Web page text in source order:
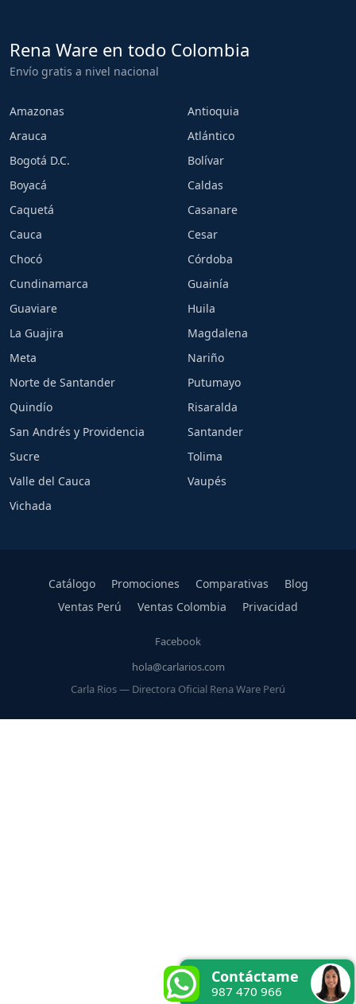
Rena Ware en todo Colombia
Envío gratis a nivel nacional
Amazonas
Antioquia
Arauca
Atlántico
Bogotá D.C.
Bolívar
Boyacá
Caldas
Caquetá
Casanare
Cauca
Cesar
Chocó
Córdoba
Cundinamarca
Guainía
Guaviare
Huila
La Guajira
Magdalena
Meta
Nariño
Norte de Santander
Putumayo
Quindío
Risaralda
San Andrés y Providencia
Santander
Sucre
Tolima
Valle del Cauca
Vaupés
Vichada
Catálogo Promociones Comparativas
Blog
Ventas Perú
Ventas Colombia Privacidad
Facebook
hola@carlarios.com
Carla Rios — Directora Oficial Rena Ware Perú
Contáctame
987 470 966